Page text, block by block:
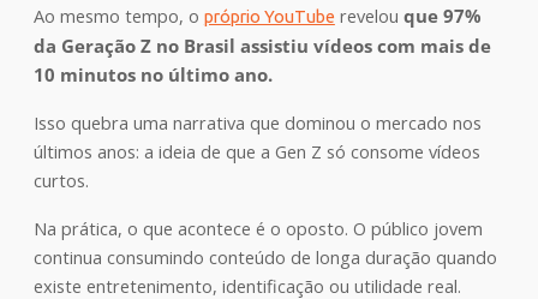
Ao mesmo tempo, o próprio YouTube revelou que 97%
da Geração Z no Brasil assistiu vídeos com mais de
10 minutos no último ano.
Isso quebra uma narrativa que dominou o mercado nos
últimos anos: a ideia de que a Gen Z só consome vídeos
curtos.
Na prática, o que acontece é o oposto. O público jovem
continua consumindo conteúdo de longa duração quando
existe entretenimento, identificação ou utilidade real.